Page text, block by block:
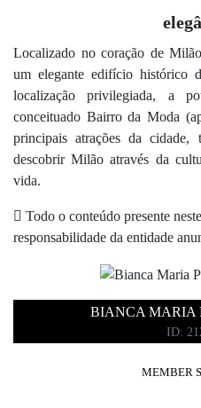
Localizado no coração de
um elegante edifício
localização privilegiada, a
conceituado Bairro da Moda
principais atrações da cidade,
descobrir Milão através da
vida.
Todo o conteúdo presente
responsabilidade da entidade
BIANCA MARIA
ID:
MEMBER